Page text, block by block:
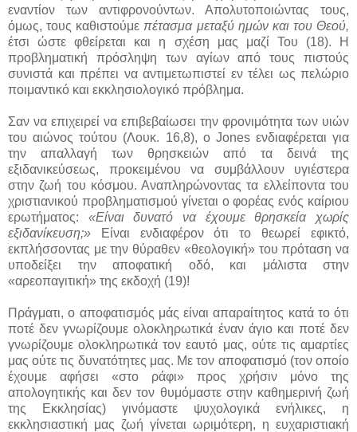
εναντίον των αντιφρονούντων. Απολυτοποιώντας τους,
όμως, τους καθιστούμε πέτασμα μεταξύ ημών και του Θεού,
έτσι ώστε φθείρεται και η σχέση μας μαζί Του (18). Η
προβληματική πρόσληψη των αγίων από τους πιστούς
συνιστά και πρέπει να αντιμετωπιστεί εν τέλει ως πελώριο
ποιμαντικό και εκκλησιολογικό πρόβλημα.
Σαν να επιχειρεί να επιβεβαίωσει την φρονιμότητα των υιών
του αιώνος τούτου (Λουκ. 16,8), ο Jones ενδιαφέρεται για
την απαλλαγή των θρησκειών από τα δεινά της
εξιδανικεύσεως, προκειμένου να συμβάλλουν υγιέστερα
στην ζωή του κόσμου. Αναπληρώνοντας τα ελλείποντα του
χριστιανικού προβληματισμού γίνεται ο φορέας ενός καίριου
ερωτήματος: «Είναι δυνατό να έχουμε θρησκεία χωρίς
εξιδανίκευση;» Είναι ενδιαφέρον ότι το θεωρεί εφικτό,
εκπλήσσοντας με την θύραθεν «θεολογική» του πρόταση να
υποδείξει την αποφατική οδό, και μάλιστα στην
«αρεοπαγιτική» της εκδοχή (19)!
Πράγματι, ο αποφατισμός μάς είναι απαραίτητος κατά το ότι
ποτέ δεν γνωρίζουμε ολοκληρωτικά έναν άγιο και ποτέ δεν
γνωρίζουμε ολοκληρωτικά τον εαυτό μας, ούτε τις αμαρτίες
μας ούτε τις δυνατότητες μας. Με τον αποφατισμό (τον οποίο
έχουμε αφήσει «στο ράφι» προς χρήσιν μόνο της
απολογητικής και δεν τον θυμόμαστε στην καθημερινή ζωή
της Εκκλησίας) γινόμαστε ψυχολογικά ενήλικες, η
εκκλησιαστική μας ζωή γίνεται ωριμότερη, η ευχαριστιακή